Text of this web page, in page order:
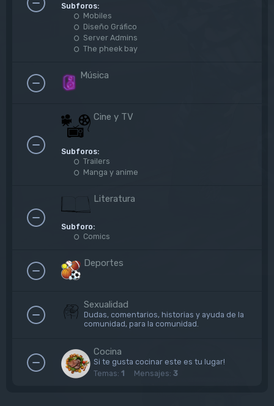
Subforos:
Mobiles
Diseño Gráfico
Server Admins
The pheek bay
Música
Cine y TV
Subforos:
Trailers
Manga y anime
Literatura
Subforo:
Comics
Deportes
Sexualidad
Dudas, comentarios, historias y ayuda de la
comunidad, para la comunidad.
Cocina
Si te gusta cocinar este es tu lugar!
Temas: 1 Mensajes: 3